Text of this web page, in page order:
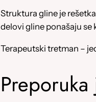
Struktura gline je
delovi gline ponašaju se
Terapeutski tretman –